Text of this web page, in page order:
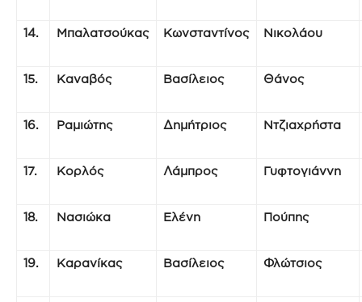
14. Μπαλατσούκας Κωνσταντίνος Νικολάου
15. Καναβός Βασίλειος Θάνος
16. Ραμιώτης Δημήτριος Ντζιαχρήστα
17. Κορλός Λάμπρος Γυφτογιάννη
18. Νασιώκα Ελένη Πούπης
19. Καρανίκας Βασίλειος Φλώτσιος